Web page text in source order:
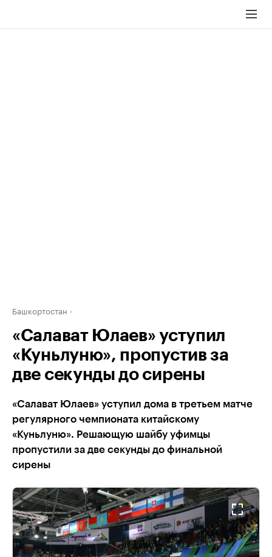
Башкортостан
«Салават Юлаев» уступил
«Куньлуню», пропустив за
две секунды до сирены
«Салават Юлаев» уступил дома в третьем матче
регулярного чемпионата китайскому
«Куньлуню». Решающую шайбу уфимцы
пропустили за две секунды до финальной
сирены